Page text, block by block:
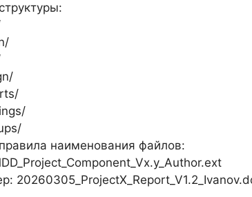
наименования файлов: